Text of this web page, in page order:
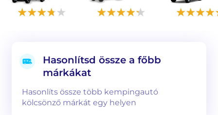
Hasonlítsd össze a főbb
márkákat
Hasonlíts össze több kempingautó
kölcsönző márkát egy helyen